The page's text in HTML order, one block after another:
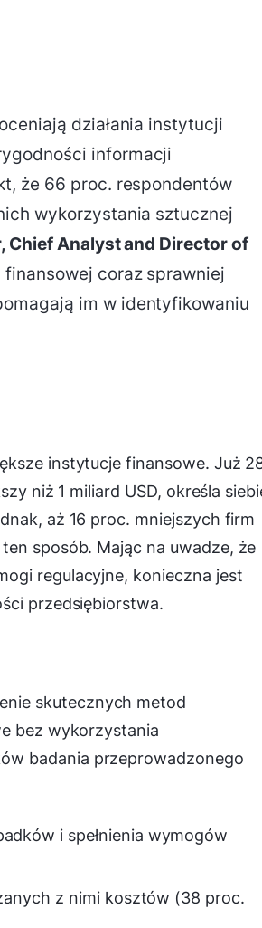
działania instytucji
informacji
że 66 proc. respondentów
wykorzystania sztucznej
Chief Analyst and Director of
coraz sprawniej
im w identyfikowaniu
instytucje finansowe. Już
niż 1 miliard USD, określa
aż 16 proc. mniejszych firm
sposób. Mając na uwadze, że
regulacyjne, konieczna jest
przedsiębiorstwa.
skutecznych metod
bez wykorzystania
badania przeprowadzonego
i spełnienia wymogów
z nimi kosztów (38 proc.